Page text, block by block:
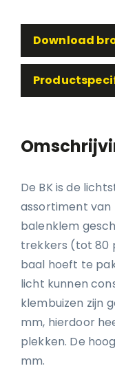
Download
De BK is de
assortiment van
balenklem
trekkers (tot 80
baal hoeft te
licht kunnen
klembuizen zijn
mm, hierdoor
plekken. De
mm.